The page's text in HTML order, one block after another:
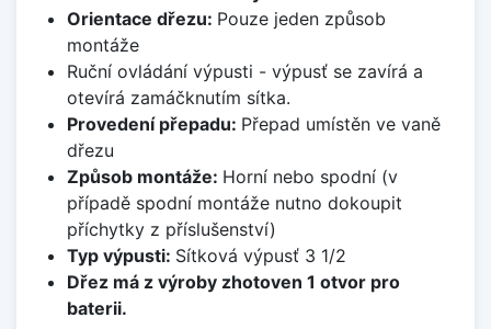
Orientace dřezu: Pouze jeden způsob
montáže
Ruční ovládání výpusti - výpusť se zavírá a
otevírá zamáčknutím sítka.
Provedení přepadu: Přepad umístěn ve vaně
dřezu
Způsob montáže: Horní nebo spodní (v
případě spodní montáže nutno dokoupit
příchytky z příslušenství)
Typ výpusti: Sítková výpusť 3 1/2
Dřez má z výroby zhotoven 1 otvor pro
baterii.